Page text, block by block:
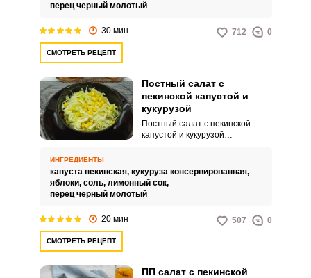
перец черный молотый
30 мин 712 0
СМОТРЕТЬ РЕЦЕПТ
Постный салат с
пекинской капустой и
кукурузой
Постный салат с пекинской
капустой и кукурузой
универсальностью. Такая
закуска подойдет как для
семейного обеда, а также и для
ИНГРЕДИЕНТЫ
капуста пекинская, кукуруза консервированная,
яблоки, соль, лимонный сок,
перец черный молотый
20 мин 507 0
СМОТРЕТЬ РЕЦЕПТ
ПП салат с пекинской